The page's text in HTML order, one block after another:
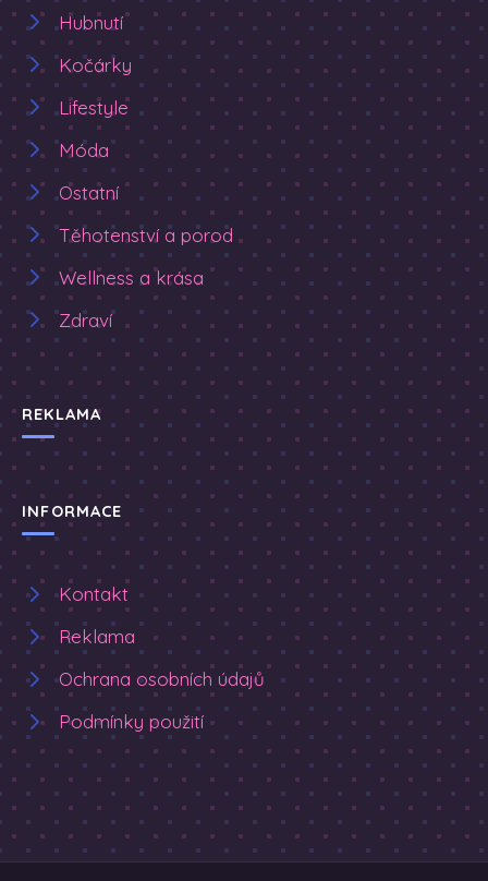
Hubnutí
Kočárky
Lifestyle
Móda
Ostatní
Těhotenství a porod
Wellness a krása
Zdraví
REKLAMA
INFORMACE
Kontakt
Reklama
Ochrana osobních údajů
Podmínky použití